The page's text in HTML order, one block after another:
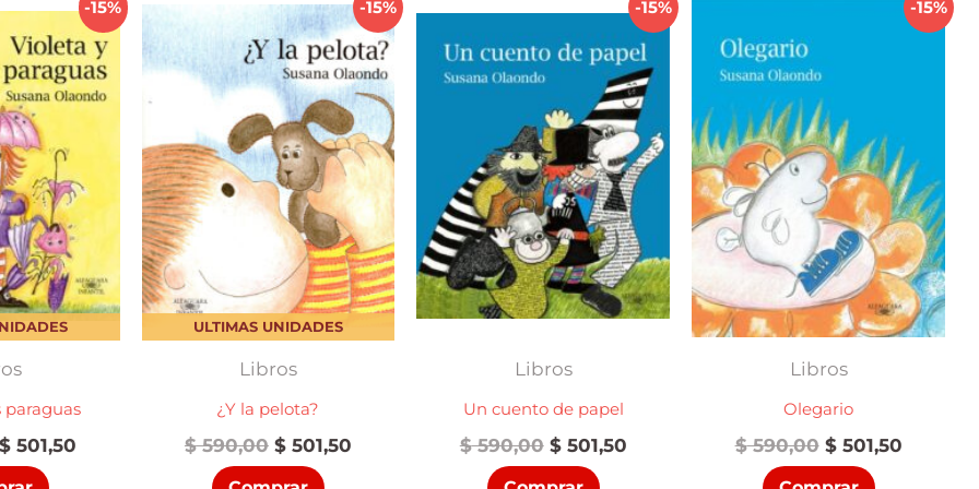
-15%
paraguas
$ 501,50
-15%
ULTIMAS UNIDADES
Libros
¿Y la pelota?
$590,00 El
precio
$501,50El
-15%
Libros
Un cuento de papel
$590,00 El
precio
$501,50El
-15%
Libros
Olegario
$590,00 El
precio
$501,50El